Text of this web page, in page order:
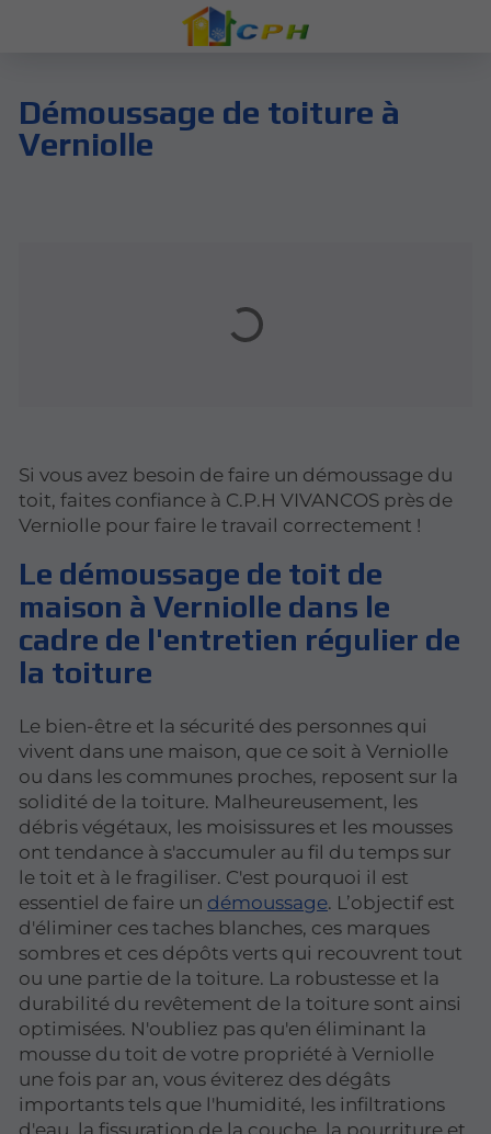
Démoussage de toiture à
Verniolle
Si vous avez besoin de faire un démoussage du
toit, faites confiance à C.P.H VIVANCOS près de
Verniolle pour faire le travail correctement !
Le démoussage de toit de
maison à Verniolle dans le
cadre de l'entretien régulier de
la toiture
Le bien-être et la sécurité des personnes qui
vivent dans une maison, que ce soit à Verniolle
ou dans les communes proches, reposent sur la
solidité de la toiture. Malheureusement, les
débris végétaux, les moisissures et les mousses
ont tendance à s'accumuler au fil du temps sur
le toit et à le fragiliser. C'est pourquoi il est
essentiel de faire un démoussage. L’objectif est
d'éliminer ces taches blanches, ces marques
sombres et ces dépôts verts qui recouvrent tout
ou une partie de la toiture. La robustesse et la
durabilité du revêtement de la toiture sont ainsi
optimisées. N'oubliez pas qu'en éliminant la
mousse du toit de votre propriété à Verniolle
une fois par an, vous éviterez des dégâts
importants tels que l'humidité, les infiltrations